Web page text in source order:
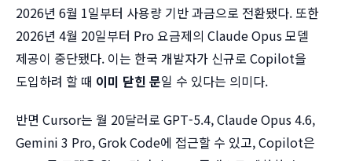
2026년 6월 1일부터 사용량 기반 과금으로 전환됐다. 또한
2026년 4월 20일부터 Pro 요금제의 Claude Opus 모델
제공이 중단됐다. 이는 한국 개발자가 신규로 Copilot을
도입하려 할 때 이미 닫힌 문일 수 있다는 의미다.
반면 Cursor는 월 20달러로 GPT-5.4, Claude Opus 4.6,
Gemini 3 Pro, Grok Code에 접근할 수 있고, Copilot은